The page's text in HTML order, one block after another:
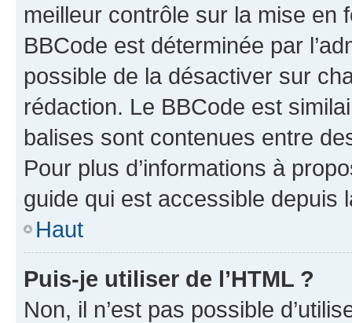
meilleur contrôle sur la mise en
BBCode est déterminée par
possible de la désactiver sur
rédaction. Le BBCode est
balises sont contenues entre
Pour plus d’informations à
guide qui est accessible depuis
Haut
Puis-je utiliser de l’HTML ?
Non, il n’est pas possible